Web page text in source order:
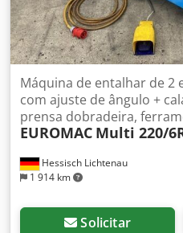
revestimento: máx. 5 mm
máx. 140 m/s
Hessisch Lichtenau
1 914 km
Máquina de entalhar de 2
com ajuste de ângulo +
prensa dobradeira,
EUROMAC Multi 220/
Solicitar